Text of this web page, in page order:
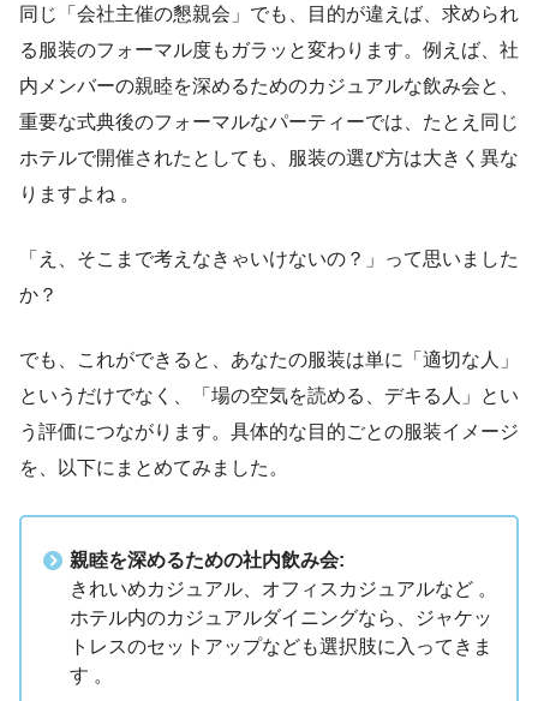
同じ「会社主催の懇親会」でも、目的が違えば、求められ
る服装のフォーマル度もガラッと変わります。例えば、社
内メンバーの親睦を深めるためのカジュアルな飲み会と、
重要な式典後のフォーマルなパーティーでは、たとえ同じ
ホテルで開催されたとしても、服装の選び方は大きく異な
りますよね 。
「え、そこまで考えなきゃいけないの？」って思いました
か？
でも、これができると、あなたの服装は単に「適切な人」
というだけでなく、「場の空気を読める、デキる人」とい
う評価につながります。具体的な目的ごとの服装イメージ
を、以下にまとめてみました。
親睦を深めるための社内飲み会:
きれいめカジュアル、オフィスカジュアルなど 。
ホテル内のカジュアルダイニングなら、ジャケッ
トレスのセットアップなども選択肢に入ってきま
す 。